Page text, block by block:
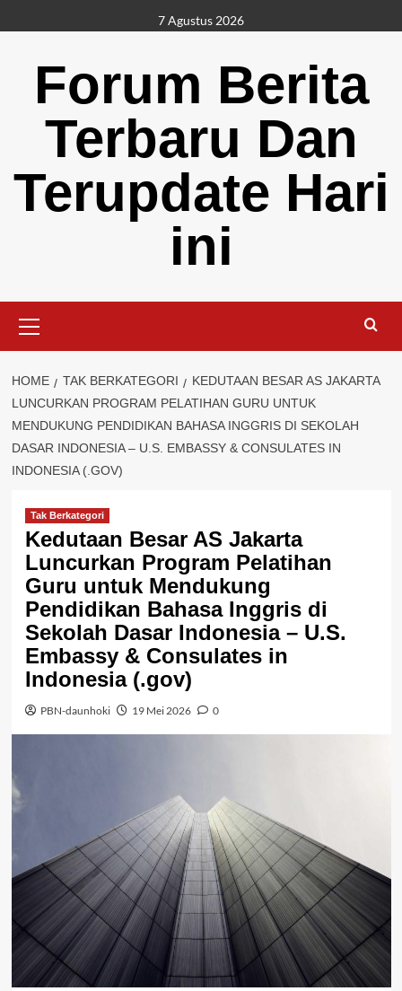
to
7 Agustus 2026
Forum Berita
Terbaru Dan
Terupdate Hari
ini
Menu
HOME TAK BERKATEGORI
KEDUTAAN BESAR AS JAKARTA
LUNCURKAN PROGRAM PELATIHAN GURU UNTUK
MENDUKUNG PENDIDIKAN BAHASA INGGRIS DI SEKOLAH
DASAR INDONESIA – U.S. EMBASSY & CONSULATES IN
INDONESIA (.GOV)
Tak Berkategori
Kedutaan Besar AS Jakarta
Luncurkan Program Pelatihan
Guru untuk Mendukung
Pendidikan Bahasa Inggris di
Sekolah Dasar Indonesia – U.S.
Embassy & Consulates in
Indonesia (.gov)
PBN-daunhoki 19 Mei 2026 0